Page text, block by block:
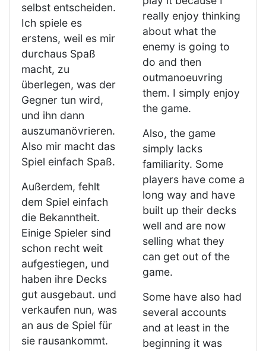
selbst entscheiden.
Ich spiele es
erstens, weil es mir
durchaus Spaß
macht, zu
überlegen, was der
Gegner tun wird,
und ihn dann
auszumanövrieren.
Also mir macht das
Spiel einfach Spaß.
Außerdem, fehlt
dem Spiel einfach
die Bekanntheit.
Einige Spieler sind
schon recht weit
aufgestiegen, und
haben ihre Decks
gut ausgebaut. und
verkaufen nun, was
an aus de Spiel für
sie rausankommt.
really enjoy thinking
about what the
enemy is going to
do and then
outmanoeuvring
them. I simply enjoy
the game.
Also, the game
simply lacks
familiarity. Some
players have come a
long way and have
built up their decks
well and are now
selling what they
can get out of the
game.
Some have also had
several accounts
and at least in the
beginning it was